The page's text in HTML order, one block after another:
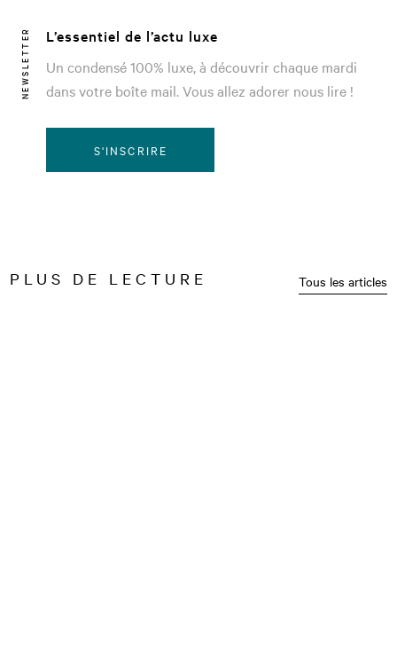
NEWSLETTER
L’essentiel de l’actu luxe
Un condensé 100% luxe, à découvrir chaque mardi
dans votre boîte mail. Vous allez adorer nous lire !
S'INSCRIRE
PLUS DE LECTURE Tous les articles